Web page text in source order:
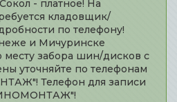
- платное! На
кладовщик/
по телефону!
и Мичуринске
месту забора шин/дисков с
уточняйте по телефонам
Телефон для записи